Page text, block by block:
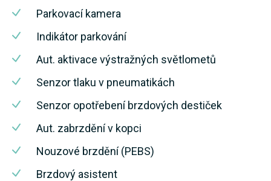
Parkovací kamera
Indikátor parkování
Aut. aktivace výstražných světlometů
Senzor tlaku v pneumatikách
Senzor opotřebení brzdových destiček
Aut. zabrzdění v kopci
Nouzové brzdění (PEBS)
Brzdový asistent